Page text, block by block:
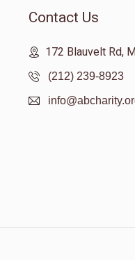
Contact Us
172 Blauvelt Rd,
(212) 239-8923